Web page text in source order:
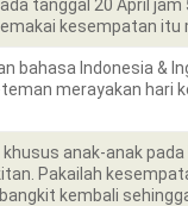
tanggal 20 April
kesempatan
bahasa Indonesia
merayakan
anak-anak
Pakailah
kembali